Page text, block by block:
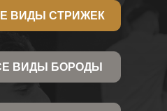
ВИДЫ БОРОДЫ
ВИДЫ СТРИЖЕК